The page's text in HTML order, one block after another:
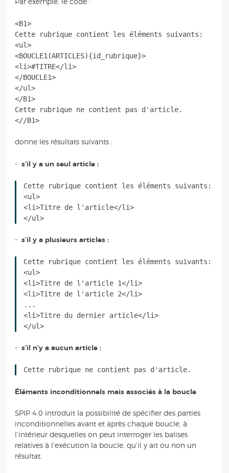
Par exemple, le code :
<B1>
Cette rubrique contient les éléments suivants:
<ul>
<BOUCLE1(ARTICLES){id_rubrique}>
<li>#TITRE</li>
</BOUCLE1>
</ul>
</B1>
Cette rubrique ne contient pas d'article.
<//B1>
donne les résultats suivants :
- s’il y a un seul article :
Cette rubrique contient les éléments suivants:
<ul>
<li>Titre de l'article</li>
- s’il y a plusieurs articles :
Cette rubrique contient les éléments suivants:
<ul>
<li>Titre de l'article 1</li>
<li>Titre de l'article 2</li>
...
<li>Titre du dernier article</li>
- s’il n’y a aucun article :
Cette rubrique ne contient pas d'article.
Éléments inconditionnels mais associés à la boucle
SPIP 4.0 introduit la possibilité de spécifier des parties
inconditionnelles avant et après chaque boucle, à
l’intérieur desquelles on peut interroger les balises
relatives à l’exécution la boucle, qu’il y ait ou non un
résultat.